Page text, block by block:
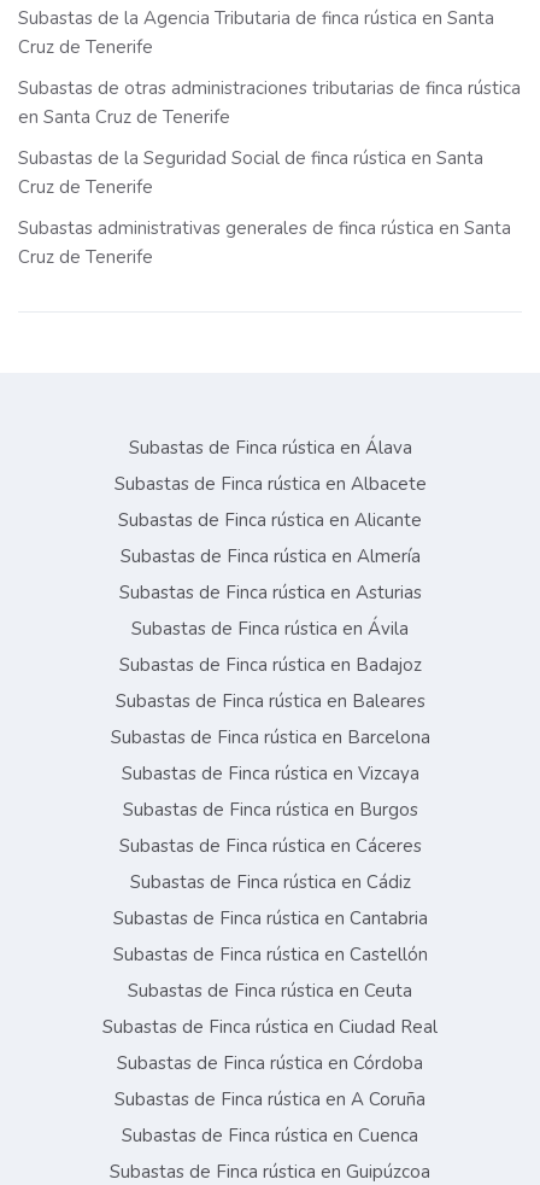
Subastas de la Agencia Tributaria de finca rústica en Santa
Cruz de Tenerife
Subastas de otras administraciones tributarias de finca rústica
en Santa Cruz de Tenerife
Subastas de la Seguridad Social de finca rústica en Santa
Cruz de Tenerife
Subastas administrativas generales de finca rústica en Santa
Cruz de Tenerife
Subastas de Finca rústica en Álava
Subastas de Finca rústica en Albacete
Subastas de Finca rústica en Alicante
Subastas de Finca rústica en Almería
Subastas de Finca rústica en Asturias
Subastas de Finca rústica en Ávila
Subastas de Finca rústica en Badajoz
Subastas de Finca rústica en Baleares
Subastas de Finca rústica en Barcelona
Subastas de Finca rústica en Vizcaya
Subastas de Finca rústica en Burgos
Subastas de Finca rústica en Cáceres
Subastas de Finca rústica en Cádiz
Subastas de Finca rústica en Cantabria
Subastas de Finca rústica en Castellón
Subastas de Finca rústica en Ceuta
Subastas de Finca rústica en Ciudad Real
Subastas de Finca rústica en Córdoba
Subastas de Finca rústica en A Coruña
Subastas de Finca rústica en Cuenca
Subastas de Finca rústica en Guipúzcoa